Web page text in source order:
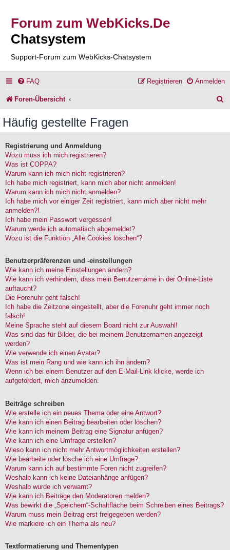
Forum zum WebKicks.De
Chatsystem
Support-Forum zum WebKicks-Chatsystem
FAQ Anmelden
Registrieren
Foren-Übersicht
Häufig gestellte Fragen
Registrierung und Anmeldung
Wozu muss ich mich registrieren?
Was ist COPPA?
Warum kann ich mich nicht registrieren?
Ich habe mich registriert, kann mich aber nicht anmelden!
Warum kann ich mich nicht anmelden?
Ich habe mich vor einiger Zeit registriert, kann mich aber nicht mehr
anmelden?!
Ich habe mein Passwort vergessen!
Warum werde ich automatisch abgemeldet?
Wozu ist die Funktion „Alle Cookies löschen“?
Benutzerpräferenzen und -einstellungen
Wie kann ich meine Einstellungen ändern?
Wie kann ich verhindern, dass mein Benutzername in der Online-Liste
auftaucht?
Die Forenuhr geht falsch!
Ich habe die Zeitzone eingestellt, aber die Forenuhr geht immer noch
falsch!
Meine Sprache steht auf diesem Board nicht zur Auswahl!
Was sind das für Bilder, die bei meinem Benutzernamen angezeigt
werden?
Wie verwende ich einen Avatar?
Was ist mein Rang und wie kann ich ihn ändern?
Wenn ich bei einem Benutzer auf den E-Mail-Link klicke, werde ich
aufgefordert, mich anzumelden.
Beiträge schreiben
Wie erstelle ich ein neues Thema oder eine Antwort?
Wie kann ich einen Beitrag bearbeiten oder löschen?
Wie kann ich meinem Beitrag eine Signatur anfügen?
Wie kann ich eine Umfrage erstellen?
Wieso kann ich nicht mehr Antwortmöglichkeiten erstellen?
Wie bearbeite oder lösche ich eine Umfrage?
Warum kann ich auf bestimmte Foren nicht zugreifen?
Weshalb kann ich keine Dateianhänge anfügen?
Weshalb wurde ich verwarnt?
Wie kann ich Beiträge den Moderatoren melden?
Was bewirkt die „Speichern“-Schaltfläche beim Schreiben eines Beitrags?
Warum muss mein Beitrag erst freigegeben werden?
Wie markiere ich ein Thema als neu?
Textformatierung und Thementypen